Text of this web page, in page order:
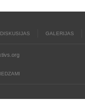
DISKUSIJAS GALERIJAS